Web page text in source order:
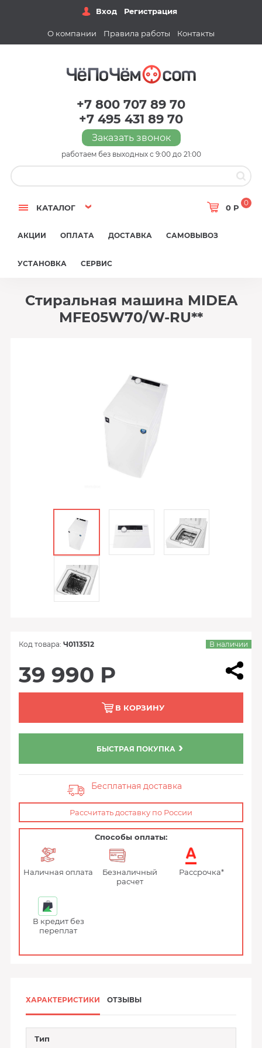
Вход Регистрация
О компании Правила работы Контакты
+7 800 707 89 70
+7 495 431 89 70
Заказать звонок
работаем без выходных с 9:00 до 21:00
КАТАЛОГ 0 Р
0
АКЦИИ ОПЛАТА ДОСТАВКА САМОВЫВОЗ
УСТАНОВКА СЕРВИС
Стиральная машина MIDEA
MFE05W70/W-RU**
Код товара: Ч0113512 В наличии
39 990 Р
В КОРЗИНУ
БЫСТРАЯ ПОКУПКА
Бесплатная доставка
Рассчитать доставку по России
Способы оплаты:
Наличная оплата
Безналичный
расчет
Рассрочка*
В кредит без
переплат
ХАРАКТЕРИСТИКИ ОТЗЫВЫ
Тип